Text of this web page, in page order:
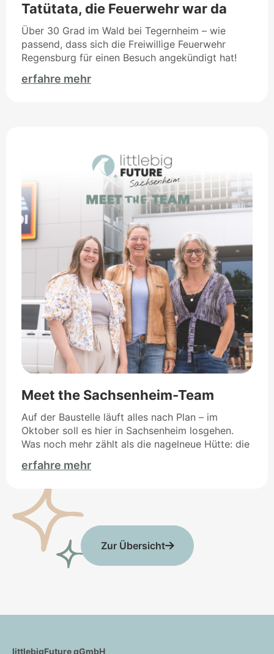
Tatütata, die Feuerwehr war da
Über 30 Grad im Wald bei Tegernheim – wie
passend, dass sich die Freiwillige Feuerwehr
Regensburg für einen Besuch angekündigt hat!
erfahre mehr
Meet the Sachsenheim-Team
Auf der Baustelle läuft alles nach Plan – im
Oktober soll es hier in Sachsenheim losgehen.
Was noch mehr zählt als die nagelneue Hütte: die
erfahre mehr
Zur Übersicht
littlebigFuture gGmbH